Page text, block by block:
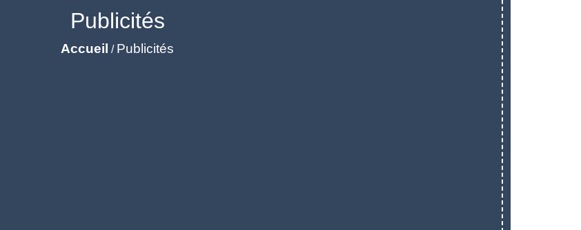
Publicités
Accueil / Publicités